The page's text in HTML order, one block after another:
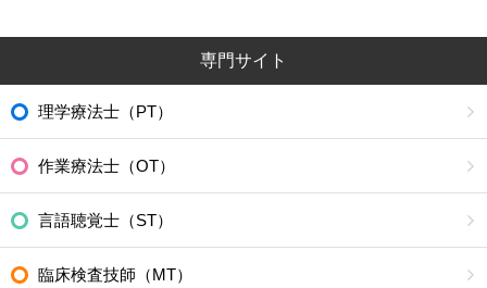
専門サイト
理学療法士（PT）
作業療法士（OT）
言語聴覚士（ST）
臨床検査技師（MT）